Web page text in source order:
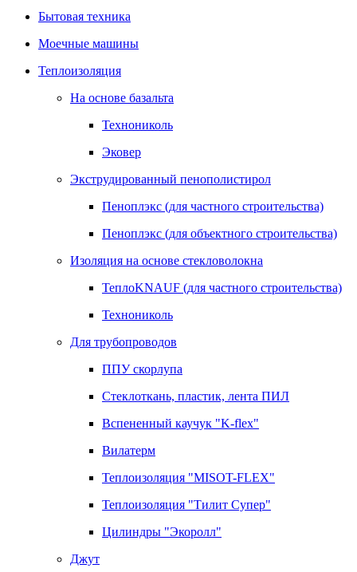
Бытовая техника
Моечные машины
Теплоизоляция
На основе базальта
Технониколь
Эковер
Экструдированный пенополистирол
Пеноплэкс (для частного строительства)
Пеноплэкс (для объектного строительства)
Изоляция на основе стекловолокна
ТеплоKNAUF (для частного строительства)
Технониколь
Для трубопроводов
ППУ скорлупа
Стеклоткань, пластик, лента ПИЛ
Вспененный каучук "K-flex"
Вилатерм
Теплоизоляция "MISOT-FLEX"
Теплоизоляция "Тилит Супер"
Цилиндры "Экоролл"
Джут